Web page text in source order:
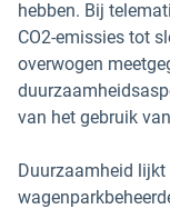
hebben. Bij
CO2-emissies tot
overwogen
van het gebruik
Duurzaamheid lijkt